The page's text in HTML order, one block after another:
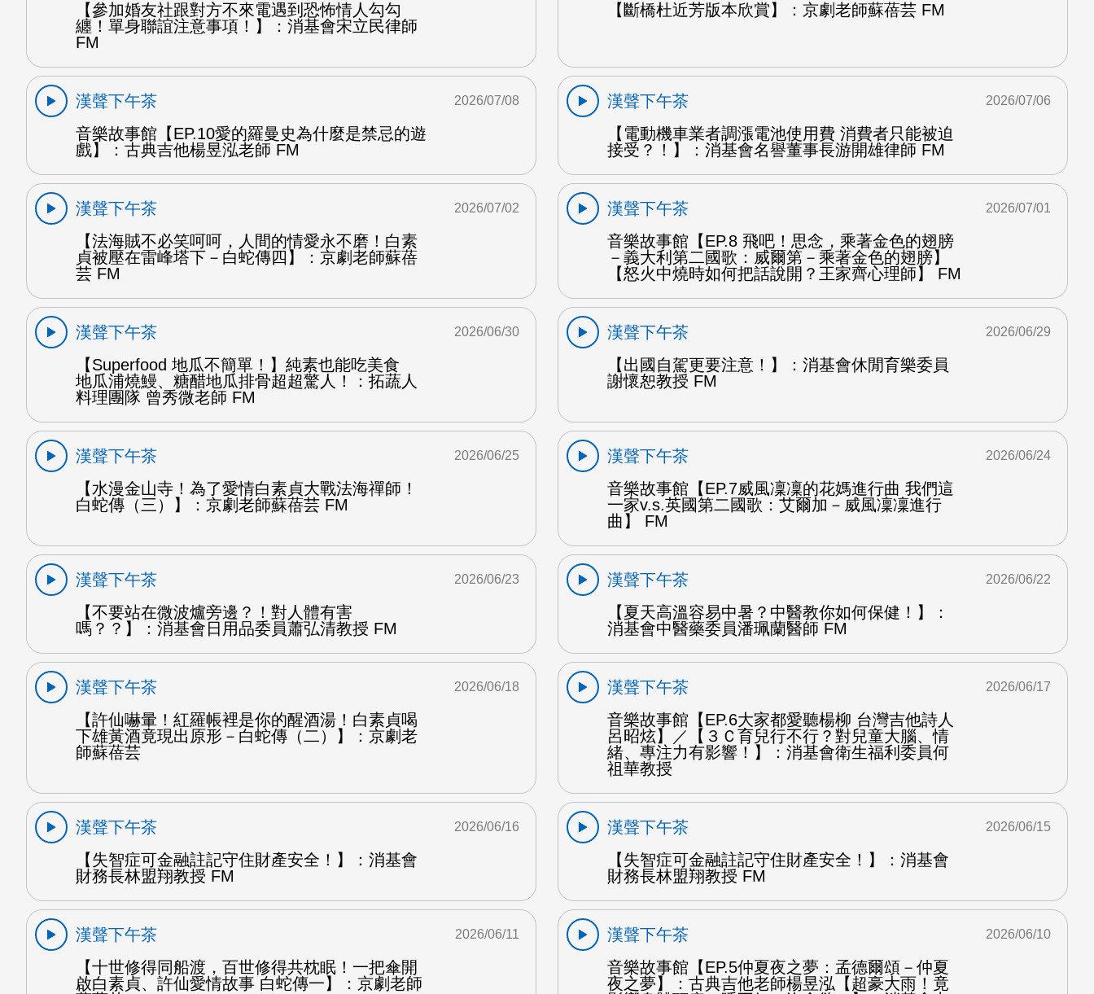
【參加婚友社跟對方不來電遇到恐怖情人勾勾
纏！單身聯誼注意事項！】：消基會宋立民律師
FM
【斷橋杜近芳版本欣賞】：京劇老師蘇蓓芸 FM
漢聲下午茶
音樂故事館【EP.10愛的羅曼史為什麼是禁忌的遊
戲】：古典吉他楊昱泓老師 FM
2026/07/08
漢聲下午茶
【電動機車業者調漲電池使用費 消費者只能被迫
接受？！】：消基會名譽董事長游開雄律師 FM
2026/07/06
漢聲下午茶
【法海賊不必笑呵呵，人間的情愛永不磨！白素
貞被壓在雷峰塔下－白蛇傳四】：京劇老師蘇蓓
芸 FM
2026/07/02
漢聲下午茶
音樂故事館【EP.8 飛吧！思念，乘著金色的翅膀
－義大利第二國歌：威爾第－乘著金色的翅膀】
【怒火中燒時如何把話說開？王家齊心理師】 FM
2026/07/01
漢聲下午茶
【Superfood 地瓜不簡單！】純素也能吃美食
地瓜浦燒鰻、糖醋地瓜排骨超超驚人！：拓蔬人
料理團隊 曾秀微老師 FM
2026/06/30
漢聲下午茶
【出國自駕更要注意！】：消基會休閒育樂委員
謝懷恕教授 FM
2026/06/29
漢聲下午茶
【水漫金山寺！為了愛情白素貞大戰法海禪師！
白蛇傳（三）】：京劇老師蘇蓓芸 FM
2026/06/25
漢聲下午茶
音樂故事館【EP.7威風凜凜的花媽進行曲 我們這
一家v.s.英國第二國歌：艾爾加－威風凜凜進行
曲】 FM
2026/06/24
漢聲下午茶
【不要站在微波爐旁邊？！對人體有害
嗎？？】：消基會日用品委員蕭弘清教授 FM
2026/06/23
漢聲下午茶
【夏天高溫容易中暑？中醫教你如何保健！】：
消基會中醫藥委員潘珮蘭醫師 FM
2026/06/22
漢聲下午茶
【許仙嚇暈！紅羅帳裡是你的醒酒湯！白素貞喝
下雄黃酒竟現出原形－白蛇傳（二）】：京劇老
師蘇蓓芸
2026/06/18
漢聲下午茶
音樂故事館【EP.6大家都愛聽楊柳 台灣吉他詩人
呂昭炫】／【３Ｃ育兒行不行？對兒童大腦、情
緒、專注力有影響！】：消基會衛生福利委員何
祖華教授
2026/06/17
漢聲下午茶
【失智症可金融註記守住財產安全！】：消基會
財務長林盟翔教授 FM
2026/06/16
漢聲下午茶
【失智症可金融註記守住財產安全！】：消基會
財務長林盟翔教授 FM
2026/06/15
漢聲下午茶
【十世修得同船渡，百世修得共枕眠！一把傘開
啟白素貞、許仙愛情故事 白蛇傳一】：京劇老師
2026/06/11
漢聲下午茶
音樂故事館【EP.5仲夏夜之夢：孟德爾頌－仲夏
夜之夢】：古典吉他老師楊昱泓【超豪大雨！竟
2026/06/10